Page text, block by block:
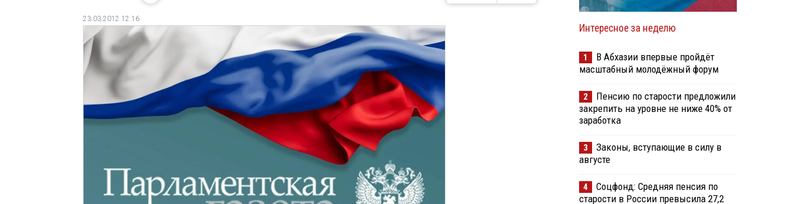
23.03.2012 12:16
Интересное за неделю
1
В Абхазии впервые пройдёт
масштабный молодёжный форум
2
Пенсию по старости предложили
закрепить на уровне не ниже 40% от
заработка
3
Законы, вступающие в силу в
августе
4
Соцфонд: Средняя пенсия по
старости в России превысила 27,2